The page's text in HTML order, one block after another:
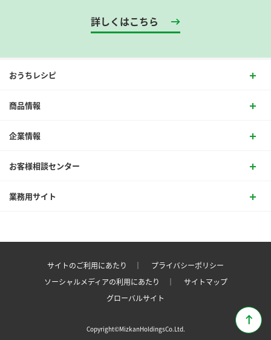
詳しくはこちら
おうちレシピ
商品情報
企業情報
お客様相談センター
業務用サイト
サイトのご利用にあたり ｜
プライバシーポリシー
ソーシャルメディアの利用にあたり ｜
サイトマップ
グローバルサイト
Copyright©MizkanHoldingsCo.Ltd.